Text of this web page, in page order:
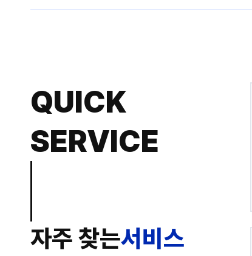
QUICK
SERVICE
자주 찾는서비스